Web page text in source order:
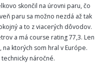
skončil na úrovni paru, čo
paru sa možno nezdá až tak
a to z viacerých dôvodov.
a má course rating 77,3. Len
ktorých som hral v Európe.
náročné.